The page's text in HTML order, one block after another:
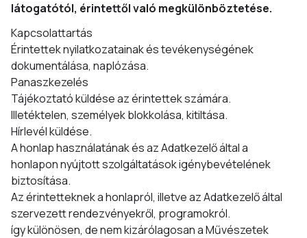
látogatótól, érintettől való megkülönböztetése.
Kapcsolattartás
Érintettek nyilatkozatainak és tevékenységének
dokumentálása, naplózása.
Panaszkezelés
Tájékoztató küldése az érintettek számára.
Illetéktelen, személyek blokkolása, kitiltása.
Hírlevél küldése.
A honlap használatának és az Adatkezelő által a
honlapon nyújtott szolgáltatások igénybevételének
biztosítása.
Az érintetteknek a honlapról, illetve az Adatkezelő által
szervezett rendezvényekről, programokról.
így különösen, de nem kizárólagosan a Művészetek